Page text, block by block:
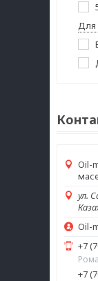
Для
Oil-
ул.
Oil-
+7
+7